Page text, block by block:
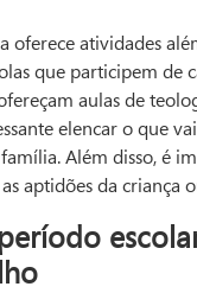
oferece atividades
que participem de
aulas de
elencar o que
Além disso, é
aptidões da criança